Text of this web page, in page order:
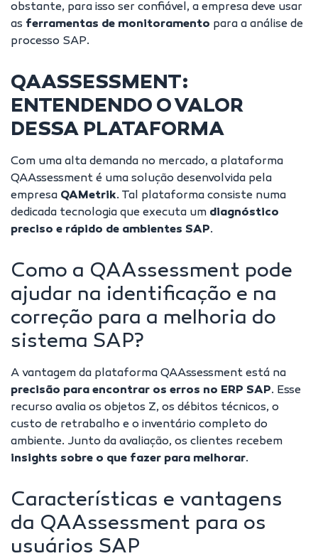
obstante, para isso ser confiável, a empresa deve usar
as ferramentas de monitoramento para a análise de
processo SAP.
QAASSESSMENT:
ENTENDENDO O VALOR
DESSA PLATAFORMA
Com uma alta demanda no mercado, a plataforma
QAAssessment é uma solução desenvolvida pela
empresa QAMetrik. Tal plataforma consiste numa
dedicada tecnologia que executa um diagnóstico
preciso e rápido de ambientes SAP.
Como a QAAssessment pode
ajudar na identificação e na
correção para a melhoria do
sistema SAP?
A vantagem da plataforma QAAssessment está na
precisão para encontrar os erros no ERP SAP. Esse
recurso avalia os objetos Z, os débitos técnicos, o
custo de retrabalho e o inventário completo do
ambiente. Junto da avaliação, os clientes recebem
insights sobre o que fazer para melhorar.
Características e vantagens
da QAAssessment para os
usuários SAP